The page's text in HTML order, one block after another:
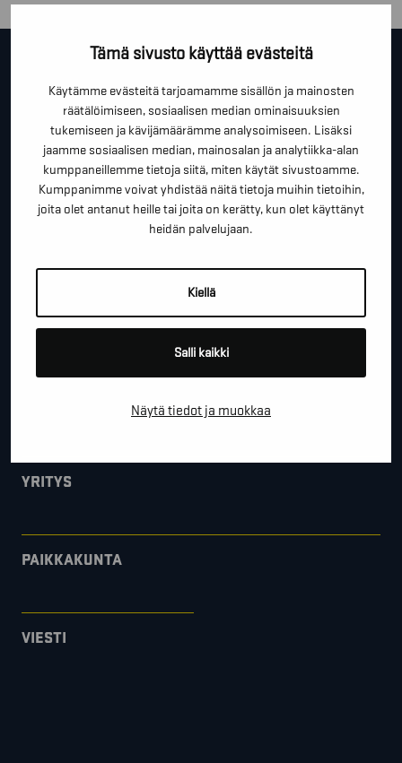
Tämä sivusto käyttää evästeitä
Käytämme evästeitä tarjoamamme sisällön ja mainosten
räätälöimiseen, sosiaalisen median ominaisuuksien
tukemiseen ja kävijämäärämme analysoimiseen. Lisäksi
jaamme sosiaalisen median, mainosalan ja analytiikka-alan
kumppaneillemme tietoja siitä, miten käytät sivustoamme.
Kumppanimme voivat yhdistää näitä tietoja muihin tietoihin,
joita olet antanut heille tai joita on kerätty, kun olet käyttänyt
heidän palvelujaan.
Kiellä
Salli kaikki
Näytä tiedot ja muokkaa
OTA YHTEYTTÄ!
Tällä lomakkeella voit kysyä lisäinfoa, pyytää ilmaista
kartoituskäyntiä tai ihan vain lähettää lämpimiä
terveisiä!
" näyttää pakolliset kentät
PUHELINNUMERO *
YRITYS
PAIKKAKUNTA
VIESTI